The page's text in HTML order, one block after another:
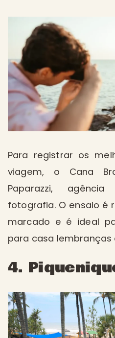
Para registrar os
viagem, o Cana
Paparazzi,
fotografia. O ensaio é
marcado e é ideal
para casa lembranças
4.